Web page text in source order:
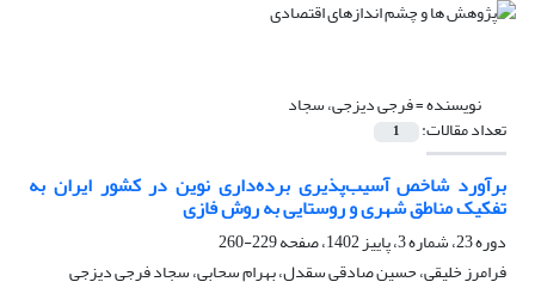
نویسنده =فرجی دیزجی، سجاد
تعداد مقالات: 1
برآورد شاخص آسیب‌پذیری برده‌داری نوین در کشور ایران به
تفکیک مناطق شهری و روستایی به روش فازی
دوره 23، شماره 3، پاییز 1402، صفحه
229-260
فرامرز خلیقی، حسین صادقی سقدل، بهرام سحابی، سجاد فرجی دیزجی